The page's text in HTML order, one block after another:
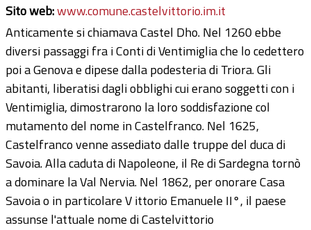
Sito web:www.comune.castelvittorio.im.it
Anticamente si chiamava Castel Dho. Nel 1260 ebbe
diversi passaggi fra i Conti di Ventimiglia che lo cedettero
poi a Genova e dipese dalla podesteria di Triora. Gli
abitanti, liberatisi dagli obblighi cui erano soggetti con i
Ventimiglia, dimostrarono la loro soddisfazione col
mutamento del nome in Castelfranco. Nel 1625,
Castelfranco venne assediato dalle truppe del duca di
Savoia. Alla caduta di Napoleone, il Re di Sardegna tornò
a dominare la Val Nervia. Nel 1862, per onorare Casa
Savoia o in particolare V ittorio Emanuele II°, il paese
assunse l'attuale nome di Castelvittorio